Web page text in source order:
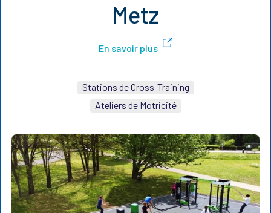
Metz
En savoir plus
Stations de Cross-Training
Ateliers de Motricité